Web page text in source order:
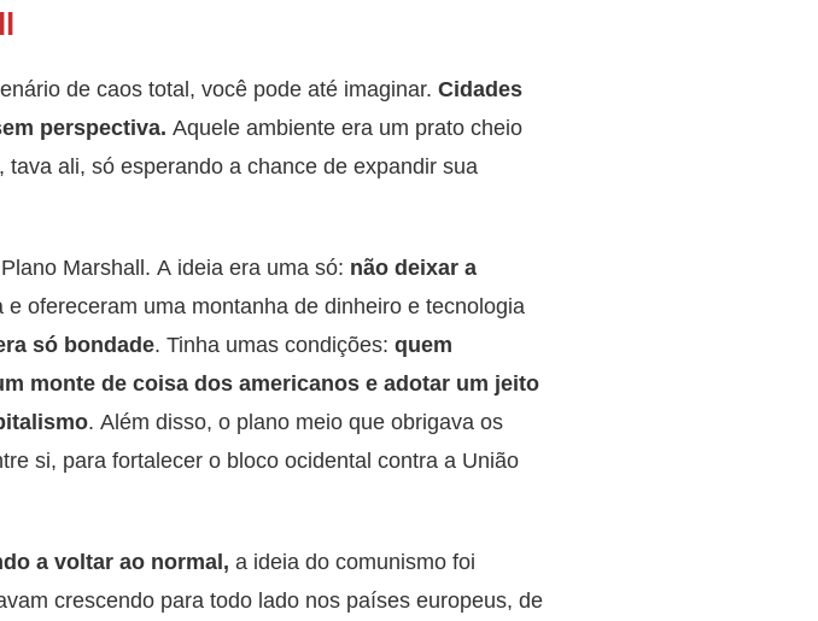
de caos total, você pode até imaginar. Cidades
perspectiva. Aquele ambiente era um prato cheio
ali, só esperando a chance de expandir sua
Marshall. A ideia era uma só: não deixar a
ofereceram uma montanha de dinheiro e tecnologia
só bondade. Tinha umas condições: quem
monte de coisa dos americanos e adotar um jeito
. Além disso, o plano meio que obrigava os
si, para fortalecer o bloco ocidental contra a União
a voltar ao normal, a ideia do comunismo foi
crescendo para todo lado nos países europeus, de